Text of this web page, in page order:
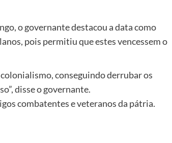
o governante destacou a data como
pois permitiu que estes vencessem o
conseguindo derrubar os
disse o governante.
combatentes e veteranos da pátria.